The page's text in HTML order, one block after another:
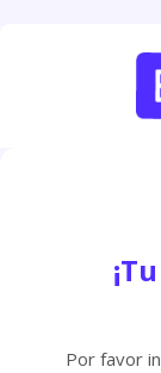
Por favor